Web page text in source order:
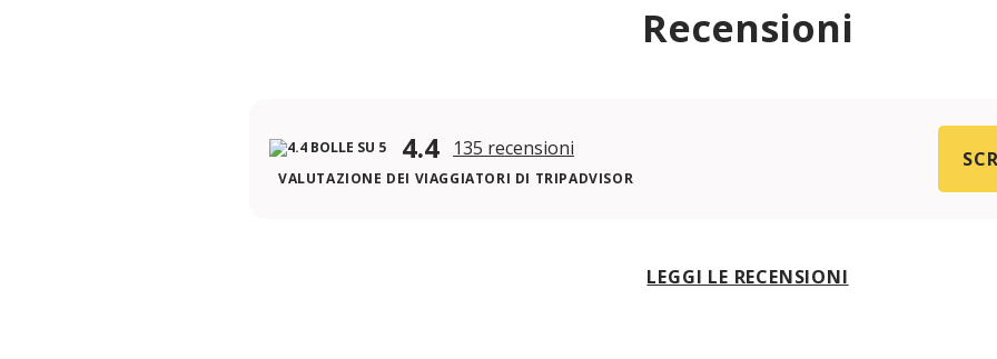
Recensioni
4.4 135 recensioni
VALUTAZIONE DEI VIAGGIATORI DI TRIPADVISOR
LEGGI LE RECENSIONI